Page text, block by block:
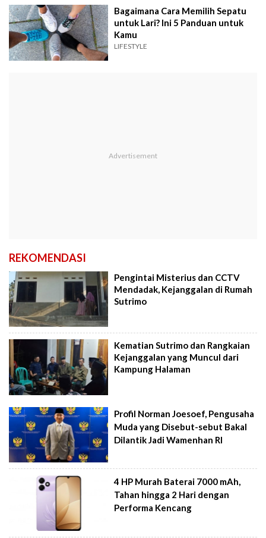
Bagaimana Cara Memilih Sepatu
untuk Lari? Ini 5 Panduan untuk
Kamu
LIFESTYLE
REKOMENDASI
Pengintai Misterius dan CCTV
Mendadak, Kejanggalan di Rumah
Sutrimo
Kematian Sutrimo dan Rangkaian
Kejanggalan yang Muncul dari
Kampung Halaman
Profil Norman Joesoef, Pengusaha
Muda yang Disebut-sebut Bakal
Dilantik Jadi Wamenhan RI
4 HP Murah Baterai 7000 mAh,
Tahan hingga 2 Hari dengan
Performa Kencang